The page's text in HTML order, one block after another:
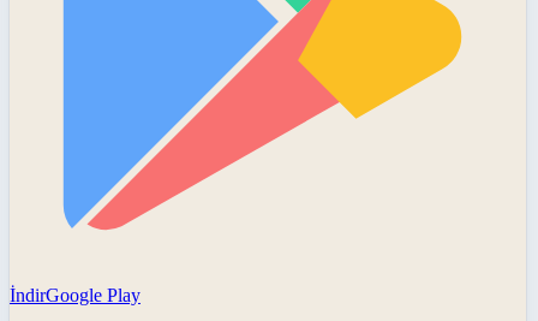
İndirGoogle Play